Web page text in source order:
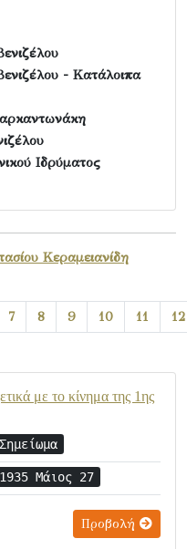
- Κατάλοιπα
Ιδρύματος
Κεραμειανίδη
7 8 9 10 11 12
με το κίνημα της 1ης
Σημείωμα
1935 Μάιος 27
Προβολή